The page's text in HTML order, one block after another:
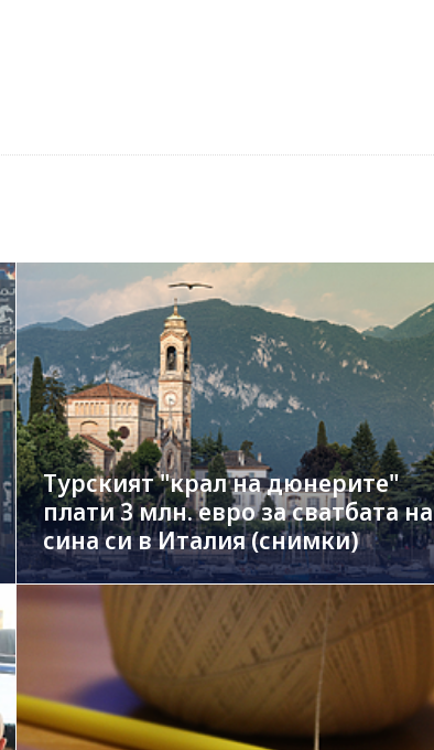
Турският "крал на дюнерите"
плати 3 млн. евро за сватбата на
сина си в Италия (снимки)